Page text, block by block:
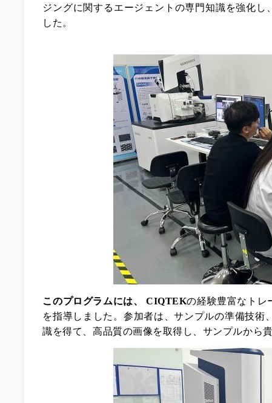
ジングに関するエージェントの専門知識を強化し
した 。
このプログラムには、 CIQTEKの経験豊富なトレ
を指導しました。参加者は、サンプルの準備技
識を得て、高品質の画像を取得し、サンプルから